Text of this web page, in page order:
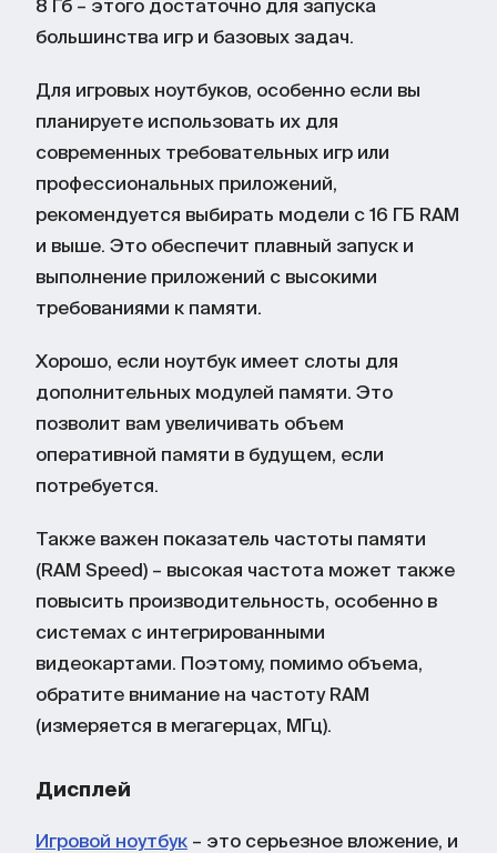
8 Гб – этого достаточно для запуска
большинства игр и базовых задач.
Для игровых ноутбуков, особенно если вы
планируете использовать их для
современных требовательных игр или
профессиональных приложений,
рекомендуется выбирать модели с 16 ГБ RAM
и выше. Это обеспечит плавный запуск и
выполнение приложений с высокими
требованиями к памяти.
Хорошо, если ноутбук имеет слоты для
дополнительных модулей памяти. Это
позволит вам увеличивать объем
оперативной памяти в будущем, если
потребуется.
Также важен показатель частоты памяти
(RAM Speed) – высокая частота может также
повысить производительность, особенно в
системах с интегрированными
видеокартами. Поэтому, помимо объема,
обратите внимание на частоту RAM
(измеряется в мегагерцах, МГц).
Дисплей
Игровой ноутбук – это серьезное вложение, и